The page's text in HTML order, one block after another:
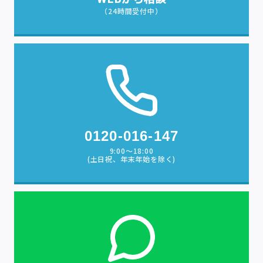
（24時間受付中）
0120-016-147
9:00〜18:00
(土日祝、年末年始を除く)